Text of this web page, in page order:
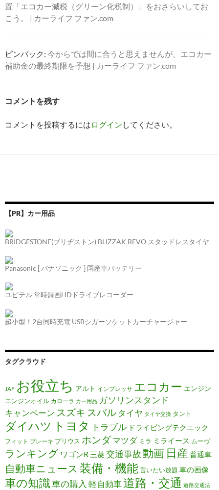
置「エコカー減税（グリーン化税制）」をおさらいしてお
こう。 | カーライフ ファン.com
ピンバック: 今からでは間に合うと思えませんが、エコカー
補助金の最終期限を予想 | カーライフ ファン.com
コメントを残す
コメントを投稿するには ログイン してください。
【PR】カー用品
BRIDGESTONE(ブリヂストン) BLIZZAK REVO スタッドレスタイヤ
Panasonic [ パナソニック ] 国産車バッテリー
ユピテル 常時録画HDドライブレコーダー
超小型！2台同時充電 USBシガーソケットカーチャージャー
タグクラウド
JAF お役立ち アルト インプレッサ エコカー エンジン
エンジンオイル カローラ カー用品 ガソリンスタンド
キャンペーン スズキ スバル タイヤ タイヤ交換 タント
ダイハツ トヨタ トラブル ドライビングテクニック
フィット ブレーキ プリウス ホンダマツダ ミラ ミライース ムーヴ
ランキング ワゴンR 三菱交通事故動画 日産 普通車
自動車ニュース 装備・機能言いたい放題 車の画像
車の知識車の購入 軽自動車道路・交通 道路交通法